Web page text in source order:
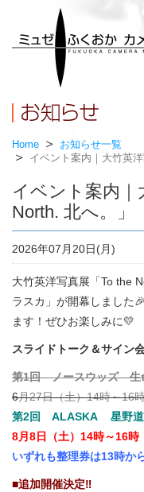
Home
お知らせ一覧
イベント案内｜大竹英
イベント案内｜
North. 北へ。」
2026年07月20日(月)
大竹英洋写真展「To the
ラスカ」が開幕しました
ます！ぜひお楽しみに💛
スライドトーク＆サイン
第1回 ノースウッズ 生
6月27日（土）14時～16
第2回 ALASKA 星野道
8月8日（土）14時～16時
いずれも整理券は13時か
■追加開催決定‼